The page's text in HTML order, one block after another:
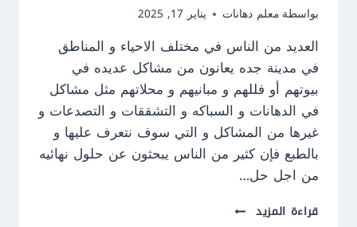
بواسطة معلم دهانات يناير 17, 2025
العديد من الناس في مختلف الاحياء و المناطق
في مدينة جده يعانون من مشاكل عديده في
بيوتهم أو فللهم و مبانيهم و محلاتهم مثل مشاكل
في الدهانات و السباكه و التشققات و التصدعات و
غيرها من المشاكل و التي سوف نتعرف عليها و
بالطبع فإن كثير من الناس يبحثون عن حلول نهائيه
من اجل حل…
قراءة المزيد مقاول